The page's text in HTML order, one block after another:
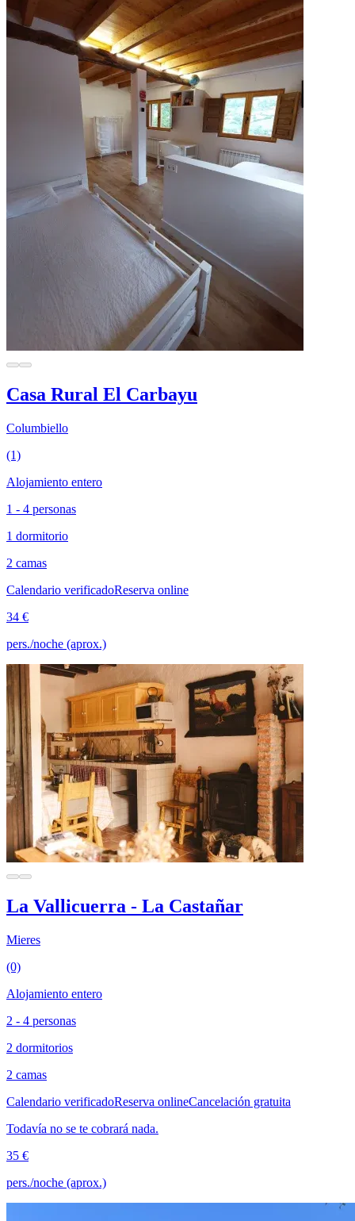
Casa Rural El Carbayu
Columbiello
(1)
Alojamiento entero
1 - 4 personas
1 dormitorio
2 camas
Calendario verificadoReserva online
34 €
pers./noche (aprox.)
La Vallicuerra - La Castañar
Mieres
(0)
Alojamiento entero
2 - 4 personas
2 dormitorios
2 camas
Calendario verificadoReserva onlineCancelación gratuita
Todavía no se te cobrará nada.
35 €
pers./noche (aprox.)